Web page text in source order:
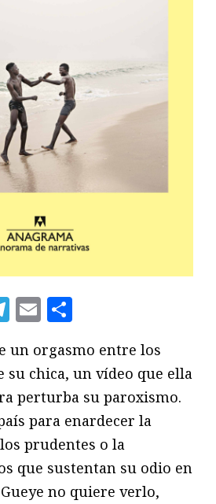
Telegram
Email
un orgasmo entre los
su chica, un vídeo que ella
perturba su paroxismo.
para enardecer la
prudentes o la
que sustentan su odio en
no quiere verlo,